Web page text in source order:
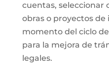
cuentas, seleccionar
obras o proyectos
momento del ciclo
para la mejora de
legales.